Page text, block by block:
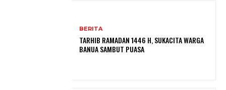
BERITA
TARHIB RAMADAN 1446 H, SUKACITA WARGA
BANUA SAMBUT PUASA